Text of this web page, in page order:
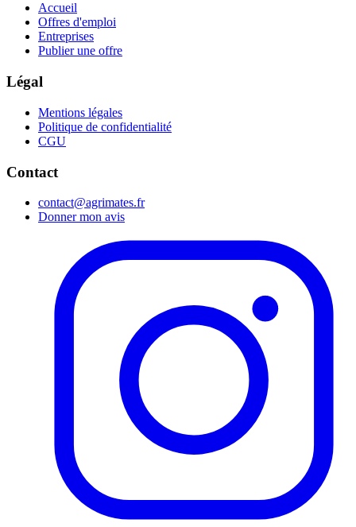
Accueil
Offres d'emploi
Entreprises
Publier une offre
Légal
Mentions légales
Politique de confidentialité
CGU
Contact
contact@agrimates.fr
Donner mon avis